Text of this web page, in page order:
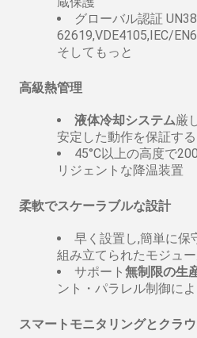
グローバル認証
62619,VDE4105,IEC/
そしてもっと
高級熱管理
液体冷却システム厳
安定した動作を保証する
45°C以上の高度で
リジェントな降温装置
柔軟でスケーラブルな設計
早く設置し,簡単に保
組み立てられたモジュ
サポート 無制限の生
ント・パラレル制御に
スマートモニタリングとクラ